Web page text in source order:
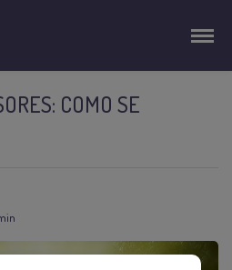
COMO SE